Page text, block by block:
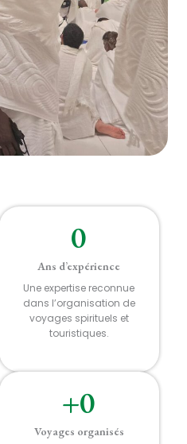
Ans d’expérience
0
Une expertise reconnue
dans l’organisation de
voyages spirituels et
touristiques.
Voyages organisés
+0